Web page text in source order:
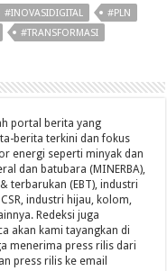
#INOVASIDIGITAL
#PLN
#TRANSFORMASI
portal berita yang
berita terkini dan fokus
energi seperti minyak dan
dan batubara (MINERBA),
terbarukan (EBT), industri
industri hijau, kolom,
Redeksi juga
akan kami tayangkan di
menerima press rilis dari
press rilis ke email